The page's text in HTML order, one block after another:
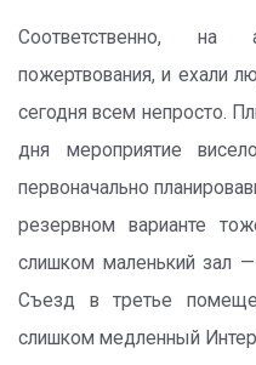
Соответственно, на
пожертвования, и ехали
сегодня всем непросто.
дня мероприятие
первоначально
резервном варианте
слишком маленький зал
Съезд в третье
слишком медленный